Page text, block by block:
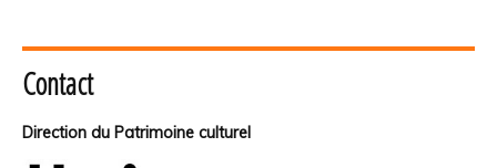
Contact
Direction du Patrimoine culturel